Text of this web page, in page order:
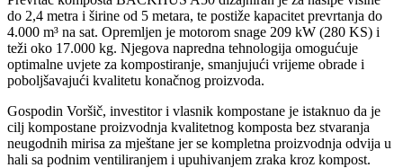
do 2,4 metra i širine od 5 metara, te postiže kapacitet prevrtanja do
4.000 m³ na sat. Opremljen je motorom snage 209 kW (280 KS) i
teži oko 17.000 kg. Njegova napredna tehnologija omogućuje
optimalne uvjete za kompostiranje, smanjujući vrijeme obrade i
poboljšavajući kvalitetu konačnog proizvoda.
Gospodin Voršič, investitor i vlasnik kompostane je istaknuo da je
cilj kompostane proizvodnja kvalitetnog komposta bez stvaranja
neugodnih mirisa za mještane jer se kompletna proizvodnja odvija u
hali sa podnim ventiliranjem i upuhivanjem zraka kroz kompost.